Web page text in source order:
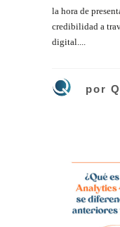
la hora de
credibilidad a
digital....
por